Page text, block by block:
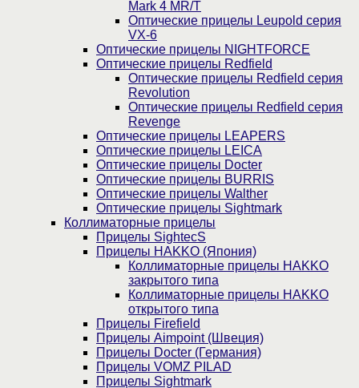
Mark 4 MR/T
Оптические прицелы Leupold серия
VX-6
Оптические прицелы NIGHTFORCE
Оптические прицелы Redfield
Оптические прицелы Redfield серия
Revolution
Оптические прицелы Redfield серия
Revenge
Оптические прицелы LEAPERS
Оптические прицелы LEICA
Оптические прицелы Docter
Оптические прицелы BURRIS
Оптические прицелы Walther
Оптические прицелы Sightmark
Коллиматорные прицелы
Прицелы SightecS
Прицелы HAKKO (Япония)
Коллиматорные прицелы HAKKO
закрытого типа
Коллиматорные прицелы HAKKO
открытого типа
Прицелы Firefield
Прицелы Aimpoint (Швеция)
Прицелы Docter (Германия)
Прицелы VOMZ PILAD
Прицелы Sightmark